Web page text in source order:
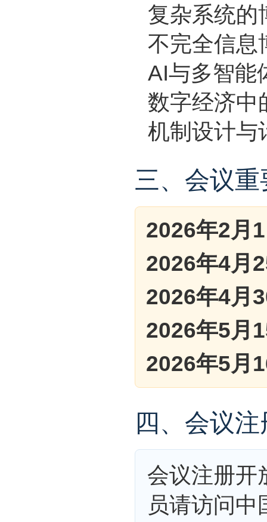
复杂系统的
不完全信息
AI与多智能
数字经济中
机制设计与
三、会议
2026年2月
2026年4月
2026年4月
2026年5月
2026年5月
四、会议
会议注册开
员请访问